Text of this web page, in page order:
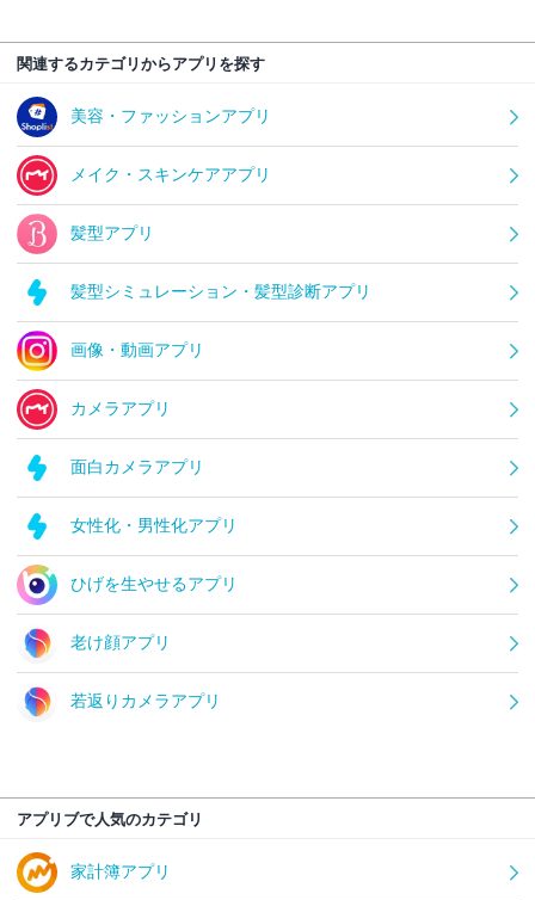
関連するカテゴリからアプリを探す
美容・ファッションアプリ
メイク・スキンケアアプリ
髪型アプリ
髪型シミュレーション・髪型診断アプリ
画像・動画アプリ
カメラアプリ
面白カメラアプリ
女性化・男性化アプリ
ひげを生やせるアプリ
老け顔アプリ
若返りカメラアプリ
アプリブで人気のカテゴリ
家計簿アプリ